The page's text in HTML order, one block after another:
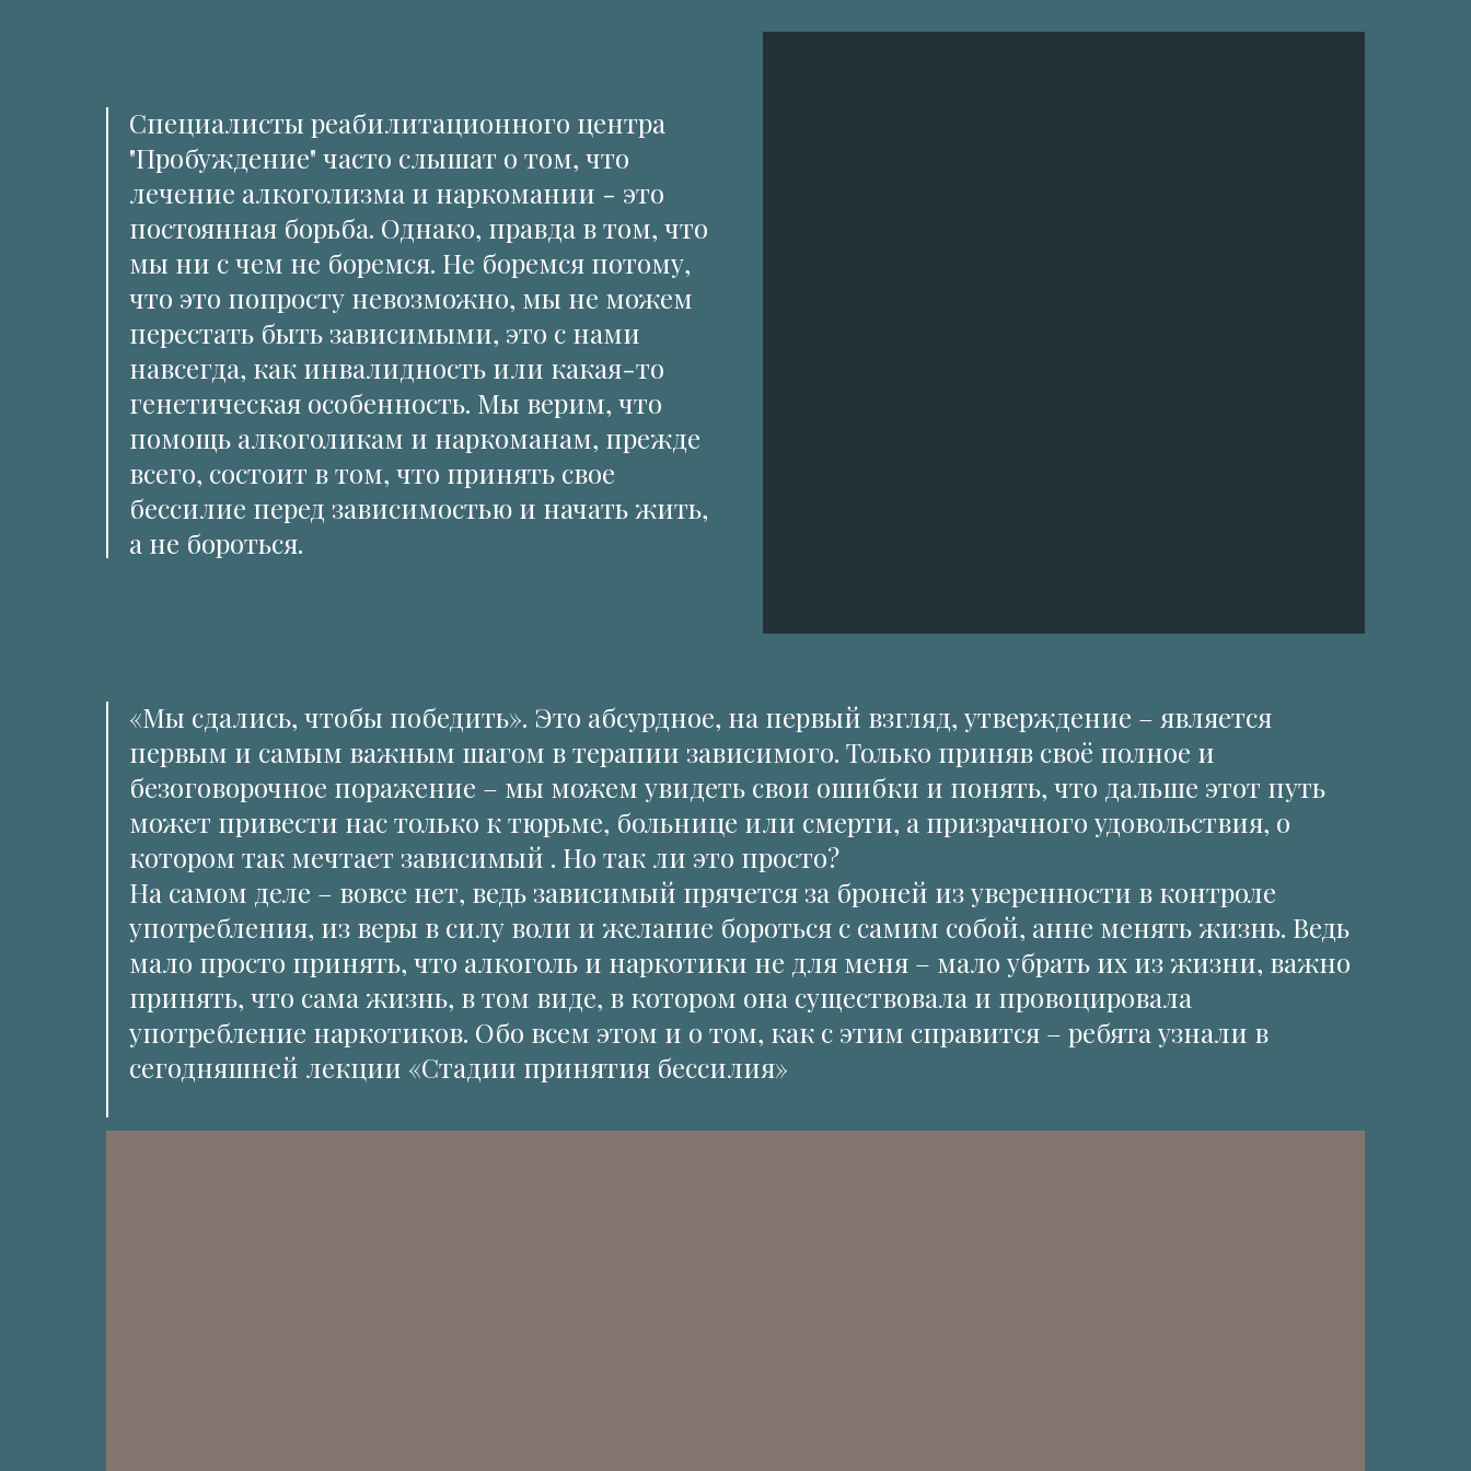
Специалисты реабилитационного центра
"Пробуждение" часто слышат о том, что
лечение алкоголизма и наркомании - это
постоянная борьба. Однако, правда в том, что
мы ни с чем не боремся. Не боремся потому,
что это попросту невозможно, мы не можем
перестать быть зависимыми, это с нами
навсегда, как инвалидность или какая-то
генетическая особенность. Мы верим, что
помощь алкоголикам и наркоманам, прежде
всего, состоит в том, что принять свое
бессилие перед зависимостью и начать жить,
а не бороться.
«Мы сдались, чтобы победить». Это абсурдное, на первый взгляд, утверждение – является
первым и самым важным шагом в терапии зависимого. Только приняв своё полное и
безоговорочное поражение – мы можем увидеть свои ошибки и понять, что дальше этот путь
может привести нас только к тюрьме, больнице или смерти, а призрачного удовольствия, о
котором так мечтает зависимый . Но так ли это просто?
На самом деле – вовсе нет, ведь зависимый прячется за броней из уверенности в контроле
употребления, из веры в силу воли и желание бороться с самим собой, анне менять жизнь. Ведь
мало просто принять, что алкоголь и наркотики не для меня – мало убрать их из жизни, важно
принять, что сама жизнь, в том виде, в котором она существовала и провоцировала
употребление наркотиков. Обо всем этом и о том, как с этим справится – ребята узнали в
сегодняшней лекции «Стадии принятия бессилия»